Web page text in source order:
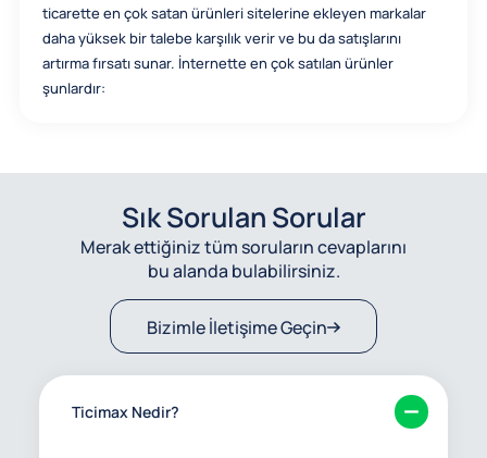
ticarette en çok satan ürünleri sitelerine ekleyen markalar
daha yüksek bir talebe karşılık verir ve bu da satışlarını
artırma fırsatı sunar. İnternette en çok satılan ürünler
şunlardır:
Sık Sorulan Sorular
Merak ettiğiniz tüm soruların cevaplarını
bu alanda bulabilirsiniz.
Bizimle İletişime Geçin
Ticimax Nedir?